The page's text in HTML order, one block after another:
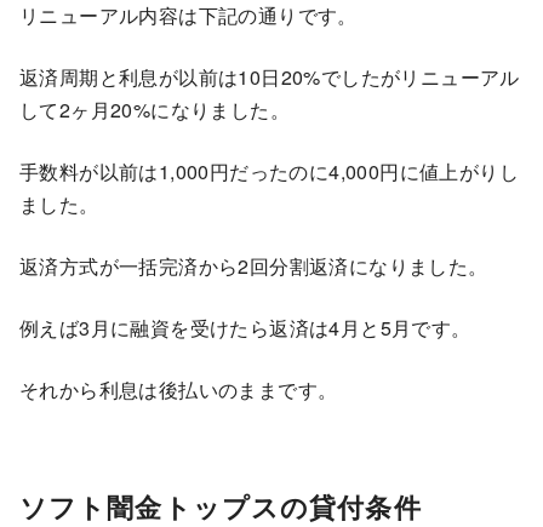
リニューアル内容は下記の通りです。
返済周期と利息が以前は10日20%でしたがリニューアル
して2ヶ月20%になりました。
手数料が以前は1,000円だったのに4,000円に値上がりし
ました。
返済方式が一括完済から2回分割返済になりました。
例えば3月に融資を受けたら返済は4月と5月です。
それから利息は後払いのままです。
ソフト闇金トップスの貸付条件